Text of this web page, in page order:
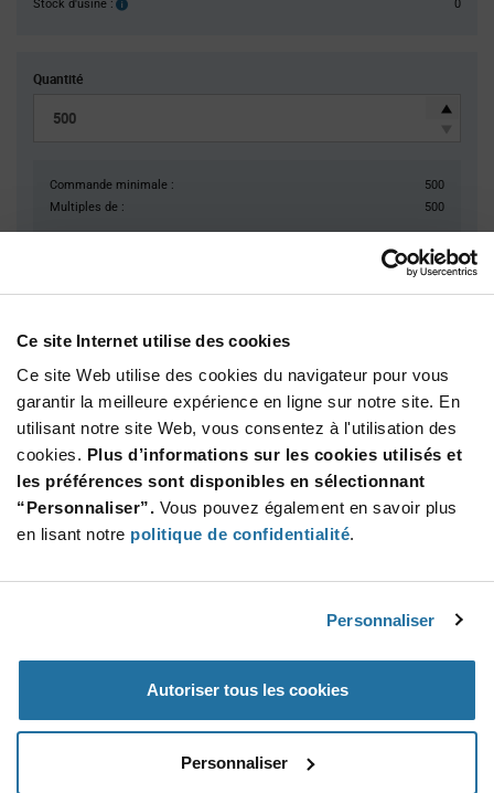
Ce site Internet utilise des cookies
Ce site Web utilise des cookies du navigateur pour vous
garantir la meilleure expérience en ligne sur notre site. En
utilisant notre site Web, vous consentez à l'utilisation des
cookies. Plus d’informations sur les cookies utilisés et
les préférences sont disponibles en sélectionnant
“Personnaliser”. Vous pouvez également en savoir plus
en lisant notre politique de confidentialité.
Personnaliser
Autoriser tous les cookies
Personnaliser
Stock d'usine :
Stock
0
Quantité
Commande minimale :
500
Multiples de :
500
3 415,00 $
USD
AJOUTER
Quantité Prix unitaire
500+ $6.83
Information
Specification
Section
Calogic 2N4341 - Spécifications du produit